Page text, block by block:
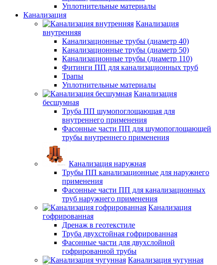
Уплотнительные материалы
Канализация
Канализация
внутренняя
Канализационные трубы (диаметр 40)
Канализационные трубы (диаметр 50)
Канализационные трубы (диаметр 110)
Фитинги ПП для канализационных труб
Трапы
Уплотнительные материалы
Канализация
бесшумная
Труба ПП шумопоглощающая для
внутреннего применения
Фасонные части ПП для шумопоглощающей
трубы внутреннего применения
Канализация наружная
Трубы ПП канализационные для наружнего
применения
Фасонные части ПП для канализационных
труб наружнего применения
Канализация
гофрированная
Дренаж в геотекстиле
Труба двухстойная гофрированная
Фасонные части для двухслойной
гофрированной трубы
Канализация чугунная